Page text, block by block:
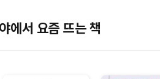
에서 요즘 뜨는 책